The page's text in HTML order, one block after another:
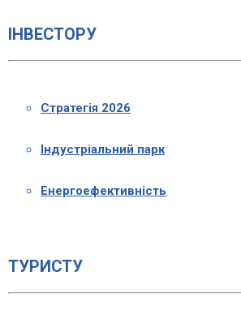
ІНВЕСТОРУ
Стратегія 2026
Індустріальний парк
Енергоефективність
ТУРИСТУ